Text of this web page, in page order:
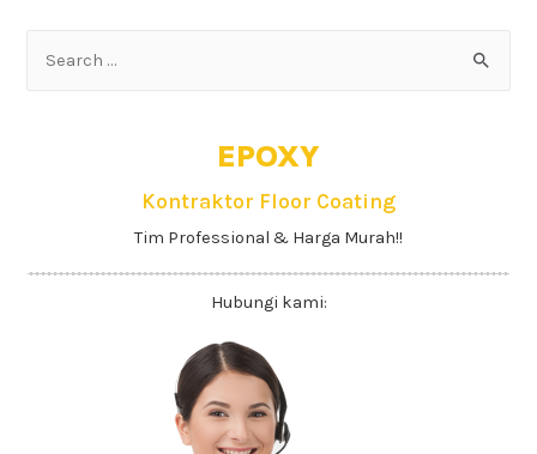
EPOXY
Kontraktor Floor Coating
Tim Professional & Harga Murah!!
Hubungi kami: